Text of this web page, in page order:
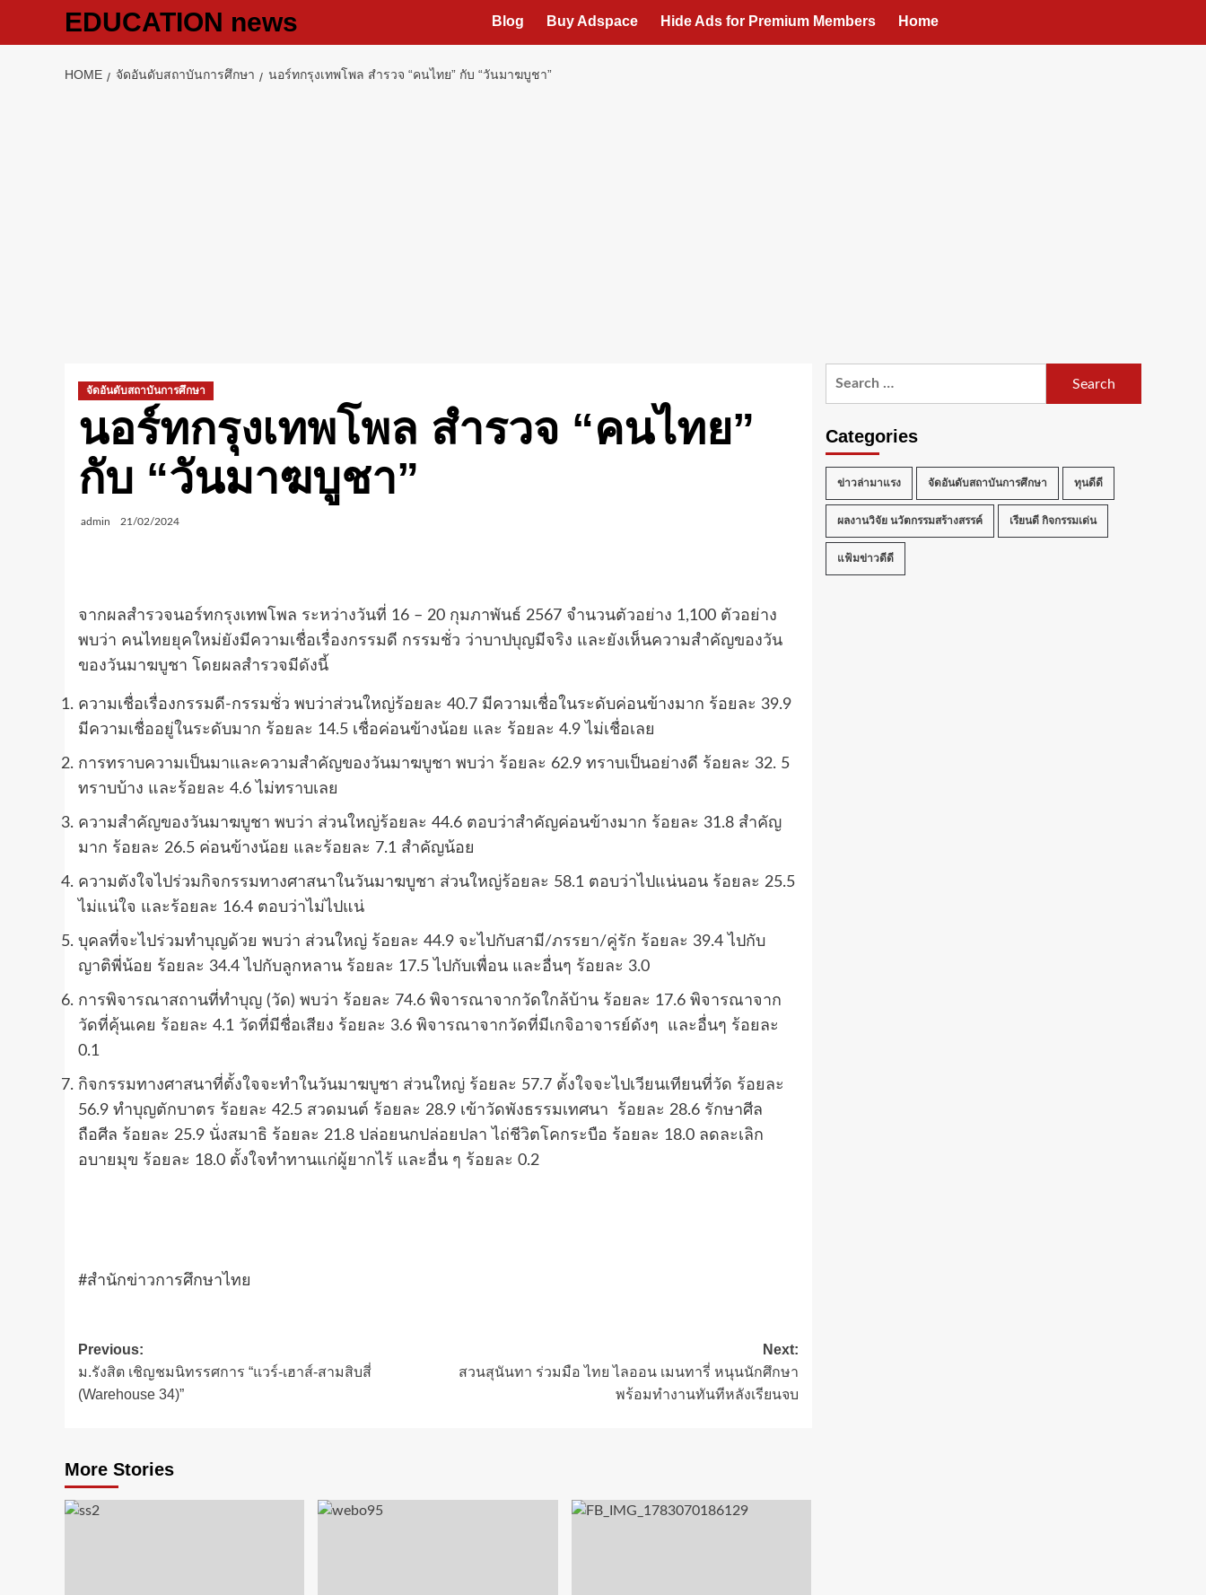
EDUCATION news Blog Buy Adspace Hide Ads for Premium Members Home
HOME จัดอันดับสถาบันการศึกษา นอร์ทกรุงเทพโพล สำรวจ “คนไทย” กับ “วันมาฆบูชา”
จัดอันดับสถาบันการศึกษา
นอร์ทกรุงเทพโพล สำรวจ “คนไทย”
กับ “วันมาฆบูชา”
admin 21/02/2024
จากผลสำรวจนอร์ทกรุงเทพโพล ระหว่างวันที่ 16 – 20 กุมภาพันธ์ 2567 จำนวนตัวอย่าง 1,100 ตัวอย่าง
พบว่า คนไทยยุคใหม่ยังมีความเชื่อเรื่องกรรมดี กรรมชั่ว ว่าบาปบุญมีจริง และยังเห็นความสำคัญของวัน
ของวันมาฆบูชา โดยผลสำรวจมีดังนี้
ความเชื่อเรื่องกรรมดี-กรรมชั่ว พบว่าส่วนใหญ่ร้อยละ 40.7 มีความเชื่อในระดับค่อนข้างมาก ร้อยละ 39.9
มีความเชื่ออยู่ในระดับมาก ร้อยละ 14.5 เชื่อค่อนข้างน้อย และ ร้อยละ 4.9 ไม่เชื่อเลย
การทราบความเป็นมาและความสำคัญของวันมาฆบูชา พบว่า ร้อยละ 62.9 ทราบเป็นอย่างดี ร้อยละ 32. 5
ทราบบ้าง และร้อยละ 4.6 ไม่ทราบเลย
ความสำคัญของวันมาฆบูชา พบว่า ส่วนใหญ่ร้อยละ 44.6 ตอบว่าสำคัญค่อนข้างมาก ร้อยละ 31.8 สำคัญ
มาก ร้อยละ 26.5 ค่อนข้างน้อย และร้อยละ 7.1 สำคัญน้อย
ความตังใจไปร่วมกิจกรรมทางศาสนาในวันมาฆบูชา ส่วนใหญ่ร้อยละ 58.1 ตอบว่าไปแน่นอน ร้อยละ 25.5
ไม่แน่ใจ และร้อยละ 16.4 ตอบว่าไม่ไปแน่
บุคลที่จะไปร่วมทำบุญด้วย พบว่า ส่วนใหญ่ ร้อยละ 44.9 จะไปกับสามี/ภรรยา/คู่รัก ร้อยละ 39.4 ไปกับ
ญาติพี่น้อย ร้อยละ 34.4 ไปกับลูกหลาน ร้อยละ 17.5 ไปกับเพื่อน และอื่นๆ ร้อยละ 3.0
การพิจารณาสถานที่ทำบุญ (วัด) พบว่า ร้อยละ 74.6 พิจารณาจากวัดใกล้บ้าน ร้อยละ 17.6 พิจารณาจาก
วัดที่คุ้นเคย ร้อยละ 4.1 วัดที่มีชื่อเสียง ร้อยละ 3.6 พิจารณาจากวัดที่มีเกจิอาจารย์ดังๆ และอื่นๆ ร้อยละ
0.1
กิจกรรมทางศาสนาที่ตั้งใจจะทำในวันมาฆบูชา ส่วนใหญ่ ร้อยละ 57.7 ตั้งใจจะไปเวียนเทียนที่วัด ร้อยละ
56.9 ทำบุญตักบาตร ร้อยละ 42.5 สวดมนต์ ร้อยละ 28.9 เข้าวัดพังธรรมเทศนา ร้อยละ 28.6 รักษาศีล
ถือศีล ร้อยละ 25.9 นั่งสมาธิ ร้อยละ 21.8 ปล่อยนกปล่อยปลา ไถ่ชีวิตโคกระบือ ร้อยละ 18.0 ลดละเลิก
อบายมุข ร้อยละ 18.0 ตั้งใจทำทานแก่ผู้ยากไร้ และอื่น ๆ ร้อยละ 0.2
#สำนักข่าวการศึกษาไทย
Post
navigation
Previous:
ม.รังสิต เชิญชมนิทรรศการ “แวร์-เฮาส์-สามสิบสี่
(Warehouse 34)”
Next:
สวนสุนันทา ร่วมมือ ไทย ไลออน เมนทารี่ หนุนนักศึกษา
พร้อมทำงานทันทีหลังเรียนจบ
More Stories
Categories
ข่าวล่ามาแรง จัดอันดับสถาบันการศึกษา ทุนดีดี
ผลงานวิจัย นวัตกรรมสร้างสรรค์ เรียนดี กิจกรรมเด่น
แฟ้มข่าวดีดี